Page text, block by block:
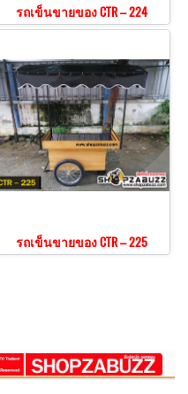
รถเข็นขายของ CTR – 224
รถเข็นขายของ CTR – 225